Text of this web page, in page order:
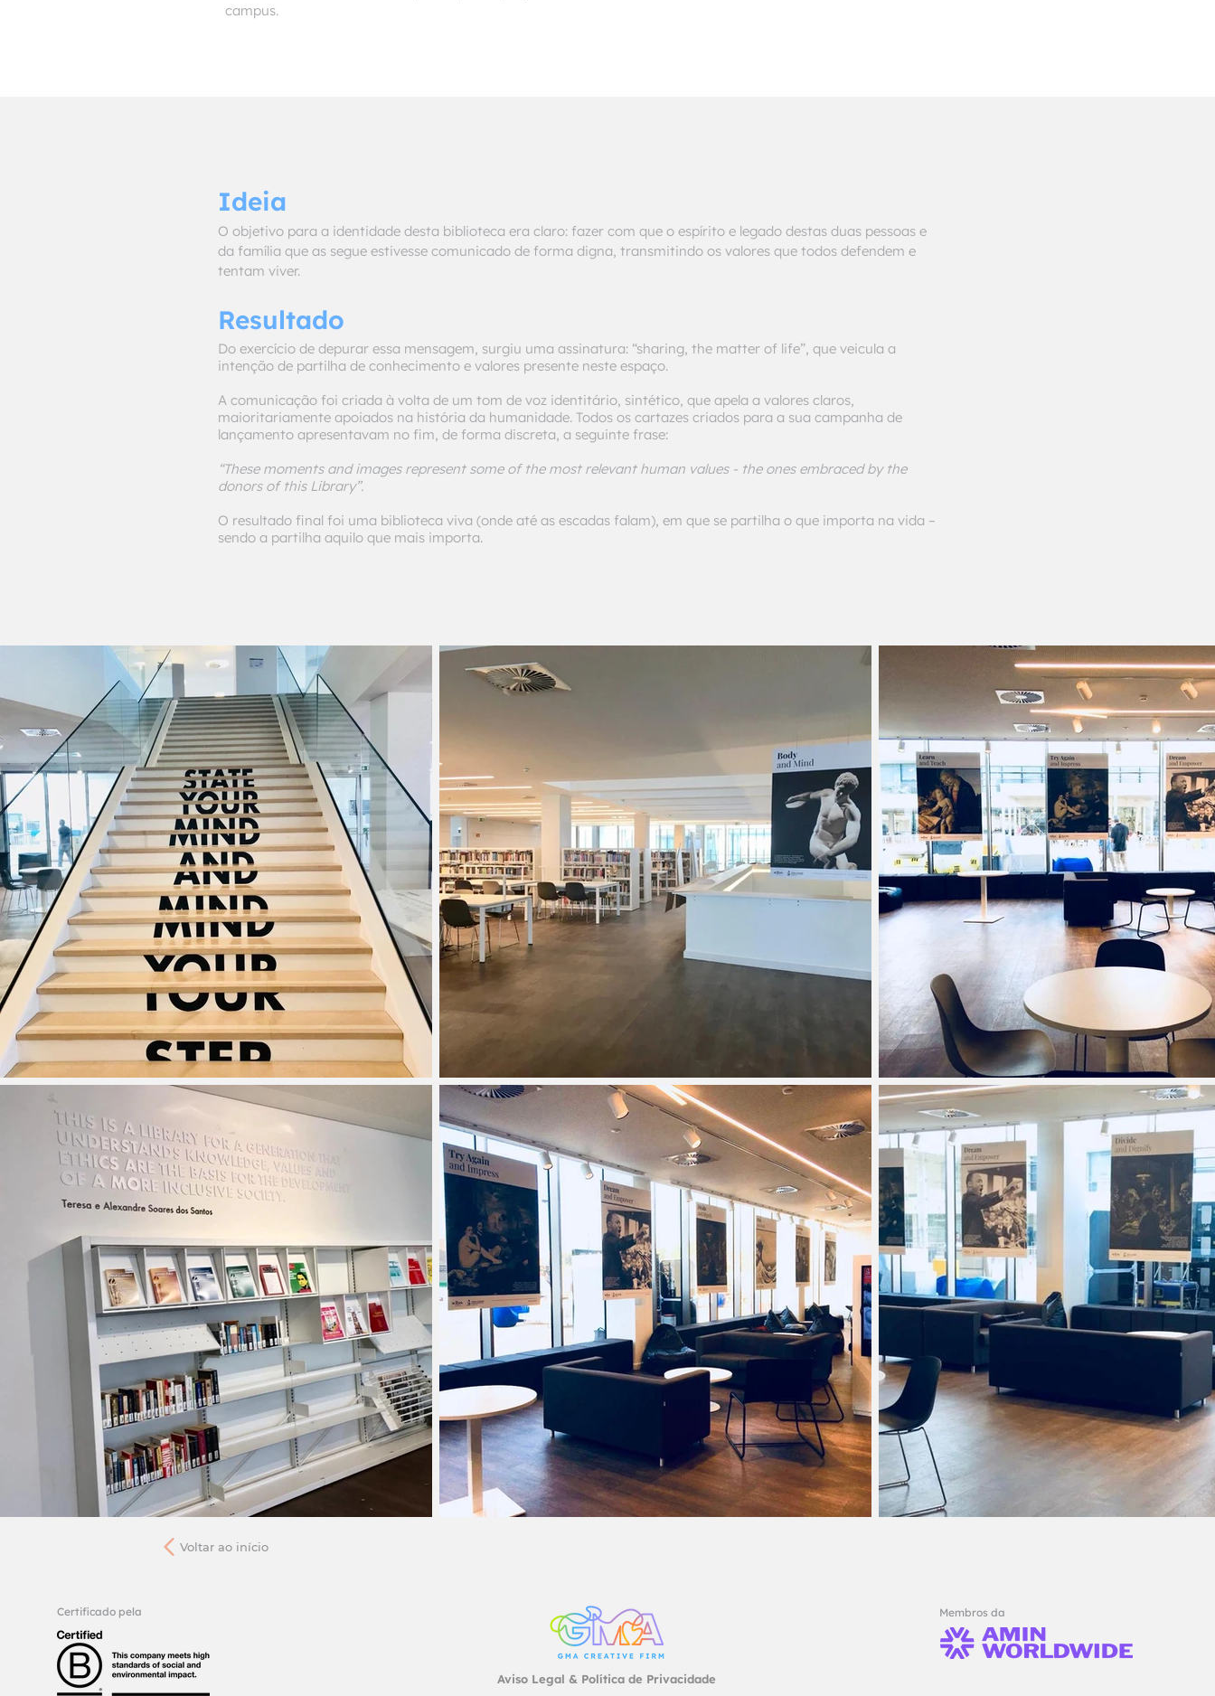
campus.
Ideia
O objetivo para a identidade desta biblioteca era claro: fazer com que o espírito e legado destas duas pessoas e
da família que as segue estivesse comunicado de forma digna, transmitindo os valores que todos defendem e
tentam viver.
Resultado
Do exercício de depurar essa mensagem, surgiu uma assinatura: “sharing, the matter of life”, que veicula a
intenção de partilha de conhecimento e valores presente neste espaço.
A comunicação foi criada à volta de um tom de voz identitário, sintético, que apela a valores claros,
maioritariamente apoiados na história da humanidade. Todos os cartazes criados para a sua campanha de
lançamento apresentavam no fim, de forma discreta, a seguinte frase:
“These moments and images represent some of the most relevant human values - the ones embraced by the
donors of this Library”.
O resultado final foi uma biblioteca viva (onde até as escadas falam), em que se partilha o que importa na vida –
sendo a partilha aquilo que mais importa.
Voltar ao início
Certificado pela
Aviso Legal & Política de Privacidade
Membros da